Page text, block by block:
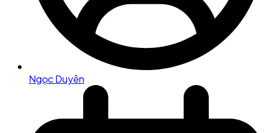
Ngọc Duyên